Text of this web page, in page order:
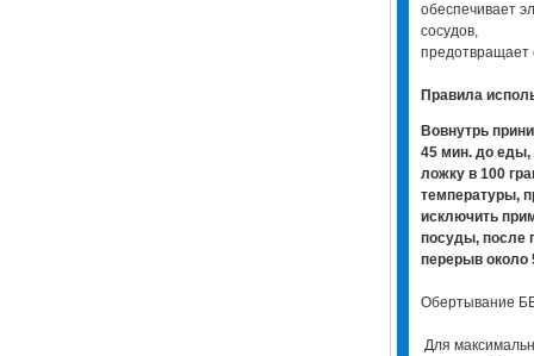
обеспечивает
сосудов,
предотвращает
Правила
Вовнутрь
45 мин. до еды,
ложку в 100
температуры,
исключить
посуды, после
перерыв около
Обертывание
Для